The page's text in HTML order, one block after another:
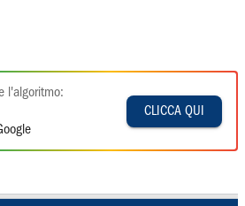
l'algoritmo:
CLICCA QUI